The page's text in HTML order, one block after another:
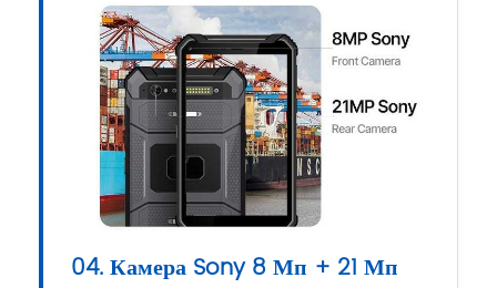
04. Камера Sony 8 Мп + 21 Мп